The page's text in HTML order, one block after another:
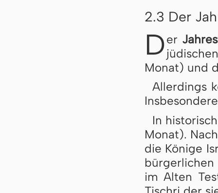
2.3 Der
Der
Mo­nat) und
Allerdings
In
Mo­nat).
die Kö­ni­ge
bür­ger­li­chen
im Al­ten